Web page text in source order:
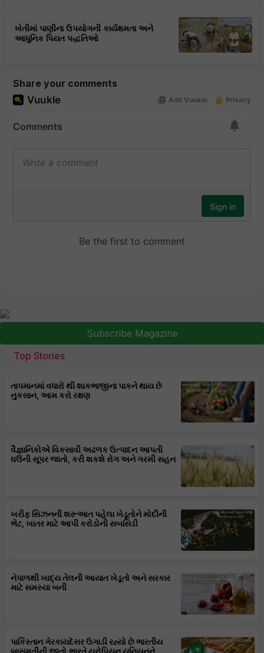
ખેતીમાં પાણીના ઉપયોગની કાર્યક્ષમતા અને
આધુનિક પિયત પદ્ધતિઓ
Share your comments
Subscribe Magazine
Top Stories
તાપમાનમાં વધારો થી શાકભાજીના પાકને થાય છે
નુકસાન, આમ કરો રક્ષણ
વૈજ્ઞાનિકોએ વિકસાવી અઢળક ઉત્પાદન આપતી
ઘઉંની સૂપર જાતો, કરી શકશે રોગ અને ગરમી સહન
ખરીફ સિઝનની શરૂઆત પહેલા ખેડૂતોને મોદીની
ભેટ, ખાતર માટે આપી કરોડોની સબસિડી
નેપાળથી ખાદ્ય તેલની આયાત ખેડૂતો અને સરકાર
માટે સમસ્યા બની
પાકિસ્તાન ગેરકાયદેસર ઉગાડી રહ્યો છે ભારતીય